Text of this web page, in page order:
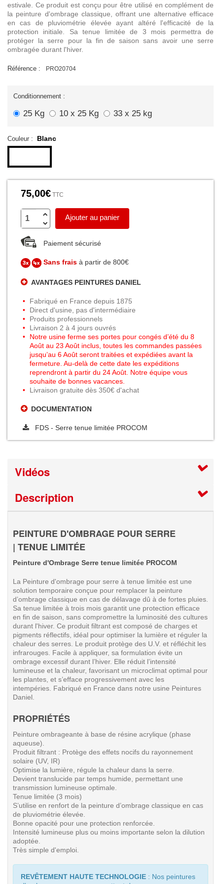
estivale. Ce produit est conçu pour être utilisé en complément de
la peinture d'ombrage classique, offrant une alternative efficace
en cas de pluviométrie élevée ayant altéré l'efficacité de la
protection initiale. Sa tenue limitée de 3 mois permettra de
protéger la serre pour la fin de saison sans avoir une serre
ombragée durant l'hiver.
Référence : PRO20704
Conditionnement :
25 Kg 10 x 25 Kg 33 x 25 kg
Couleur : Blanc
75,00€ TTC
Ajouter au panier
Paiement sécurisé
Sans fraisà partir de 800€
AVANTAGES PEINTURES DANIEL
Fabriqué en France depuis 1875
Direct d'usine, pas d'intermédiaire
Produits professionnels
Livraison 2 à 4 jours ouvrés
Notre usine ferme ses portes pour congés d’été du 8
Août au 23 Août inclus, toutes les commandes passées
jusqu’au 6 Août seront traitées et expédiées avant la
fermeture. Au-delà de cette date les expéditions
reprendront à partir du 24 Août. Notre équipe vous
souhaite de bonnes vacances.
Livraison gratuite dès 350€ d'achat
DOCUMENTATION
FDS - Serre tenue limitée PROCOM
Vidéos
Description
PEINTURE D'OMBRAGE POUR SERRE
| TENUE LIMITÉE
Peinture d'Ombrage Serre tenue limitée PROCOM
La Peinture d'ombrage pour serre à tenue limitée est une
solution temporaire conçue pour remplacer la peinture
d’ombrage classique en cas de délavage dû à de fortes pluies.
Sa tenue limitée à trois mois garantit une protection efficace
en fin de saison, sans compromettre la luminosité des cultures
durant l'hiver. Ce produit filtrant est composé de charges et
pigments réflectifs, idéal pour optimiser la lumière et réguler la
chaleur des serres. Le produit protège des U.V. et réfléchit les
infrarouges. Facile à appliquer, sa formulation évite un
ombrage excessif durant l’hiver. Elle réduit l’intensité
lumineuse et la chaleur, favorisant un microclimat optimal pour
les plantes, et s’efface progressivement avec les
intempéries. Fabriqué en France dans notre usine Peintures
Daniel.
PROPRIÉTÉS
Peinture ombrageante à base de résine acrylique (phase
aqueuse).
Produit filtrant : Protège des effets nocifs du rayonnement
solaire (UV, IR)
Optimise la lumière, régule la chaleur dans la serre.
Devient translucide par temps humide, permettant une
transmission lumineuse optimale.
Tenue limitée (3 mois)
S’utilise en renfort de la peinture d’ombrage classique en cas
de pluviométrie élevée.
Bonne opacité pour une protection renforcée.
Intensité lumineuse plus ou moins importante selon la dilution
adoptée.
Très simple d'emploi.
REVÊTEMENT HAUTE TECHNOLOGIE : Nos peintures